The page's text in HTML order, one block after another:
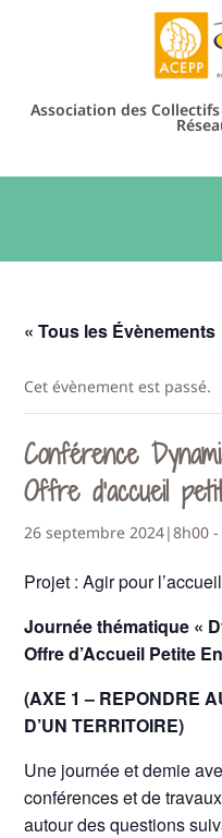
Association des
« Tous les Évènements
Cet évènement est passé.
Conférence
Offre d’accueil
26 septembre 2024|8h00
Projet : Agir pour
Journée thématique «
Offre d’Accueil Petite
(AXE 1 – REPONDRE
D’UN TERRITOIRE)
Une journée et demie
conférences et de
autour des questions